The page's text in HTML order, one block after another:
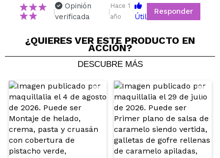
¿Recomendarías su compra? Si No
5/5
ENVIAR
|
Opinión
verificada
|
Hace 1
año
Útil
Responder
¿QUIERES VER ESTE PRODUCTO EN
ACCIÓN?
DESCUBRE MÁS